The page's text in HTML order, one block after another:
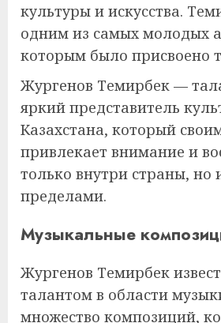
культуры и искусства.
одним из самых молодых
которым было присвоено
Жургенов Темирбек —
яркий представитель
Казахстана, который
привлекает внимание и
только внутри страны, но
пределами.
Музыкальные
Жургенов Темирбек
талантом в области
множество композиций,